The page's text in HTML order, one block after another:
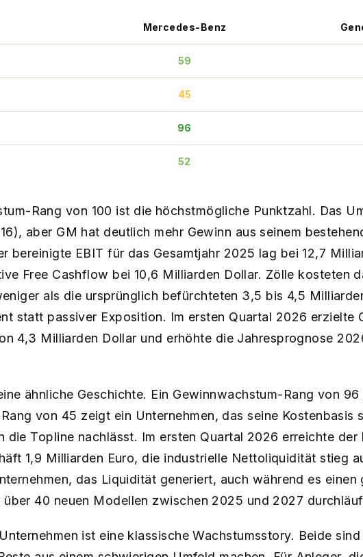
Mercedes-Benz
59
45
96
52
Rang von 100 ist die höchstmögliche Punktzahl. Das
aber GM hat deutlich mehr Gewinn aus seinem
bereinigte EBIT für das Gesamtjahr 2025 lag bei 12,7
Free Cashflow bei 10,6 Milliarden Dollar. Zölle kosteten
als die ursprünglich befürchteten 3,5 bis 4,5
statt passiver Exposition. Im ersten Quartal 2026 erzielte
4,3 Milliarden Dollar und erhöhte die Jahresprognose
ähnliche Geschichte. Ein Gewinnwachstum-Rang von 96
von 45 zeigt ein Unternehmen, das seine Kostenbasis
die Topline nachlässt. Im ersten Quartal 2026 erreichte der
1,9 Milliarden Euro, die industrielle Nettoliquidität stieg
das Liquidität generiert, auch während es einen
40 neuen Modellen zwischen 2025 und 2027
ist eine klassische Wachstumsstory. Beide